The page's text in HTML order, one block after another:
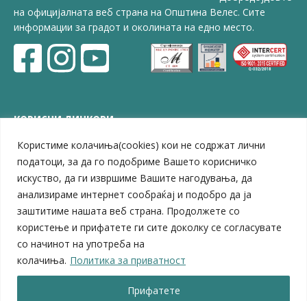
Користиме колачиња(cookies) кои не содржат лични
податоци, за да го подобриме Вашето корисничко
искуство, да ги извршиме Вашите нагодувања, да
анализираме интернет сообраќај и подобро да ја
заштитиме нашата веб страна. Продолжете со
користење и прифатете ги сите доколку се согласувате
со начинот на употреба на
колачиња. Политика за приватност
Прифатете
на официјалната веб страна на Општина Велес. Сите
информации за градот и околината на едно место.
КОРИСНИ ЛИНКОВИ
ЗЕЛС – Заедница на единиците на локална самоуправа
Центар за развој на Вардарски плански регион
Јавно комунално претпријатие „Дервен“
ЈПССО „Парк – спорт и паркинзи“
ЛУ „Народен Музеј“
Влада на Република Северна Македонија
Собрание на Република Северна Македонија
Министерство за финансии
Министерство за транспорт
Министерство за локална самоуправа